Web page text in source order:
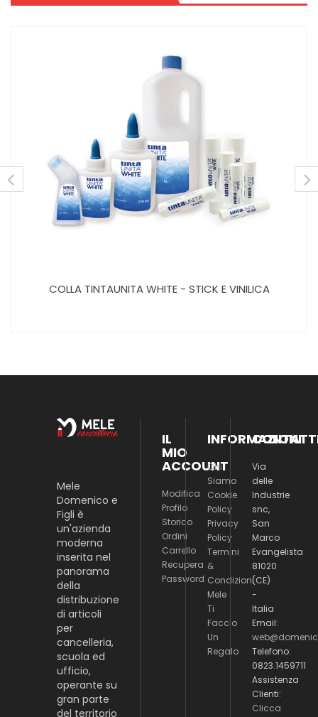
COLLA TINTAUNITA WHITE - STICK E VINILICA
Mele
Domenico e
Figli è
un'azienda
moderna
inserita nel
panorama
della
distribuzione
di articoli
per
cancelleria,
scuola ed
ufficio,
operante su
gran parte
del territorio
IL
MIO
ACCOUNT
Modifica
Profilo
Storico
Ordini
Carrello
Recupera
Password
INFORMAZIONI
Chi
Siamo
Cookie
Policy
Privacy
Policy
Termini
&
Condizioni
Mele
Ti
Faccio
Un
Regalo
Via
delle
Industrie
snc,
San
Marco
Evangelista
81020
(CE)
-
Italia
Email:
Telefono:
0823.1459711
Assistenza
Clienti:
Clicca